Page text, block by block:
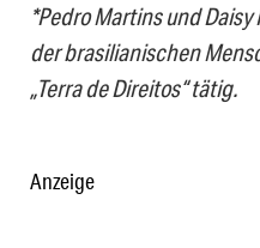
*Pedro Martins und
der brasilianischen
„Terra de Direitos“ tätig.
Anzeige